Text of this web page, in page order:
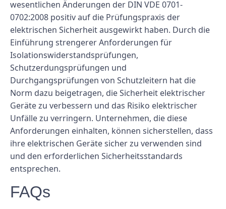
wesentlichen Änderungen der DIN VDE 0701-
0702:2008 positiv auf die Prüfungspraxis der
elektrischen Sicherheit ausgewirkt haben. Durch die
Einführung strengerer Anforderungen für
Isolationswiderstandsprüfungen,
Schutzerdungsprüfungen und
Durchgangsprüfungen von Schutzleitern hat die
Norm dazu beigetragen, die Sicherheit elektrischer
Geräte zu verbessern und das Risiko elektrischer
Unfälle zu verringern. Unternehmen, die diese
Anforderungen einhalten, können sicherstellen, dass
ihre elektrischen Geräte sicher zu verwenden sind
und den erforderlichen Sicherheitsstandards
entsprechen.
FAQs